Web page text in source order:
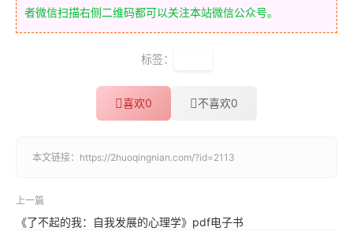
者微信扫描右侧二维码都可以关注本站微信公众号。
标签：
喜欢0 不喜欢0
本文链接： https://2huoqingnian.com/?id=2113
上一篇
《了不起的我：自我发展的心理学》pdf电子书